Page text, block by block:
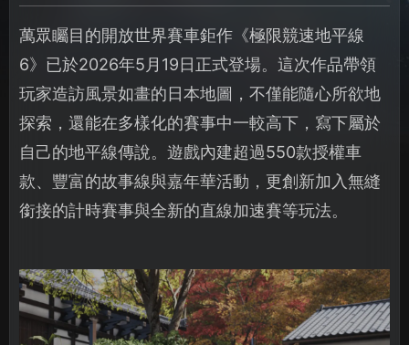
萬眾矚目的開放世界賽車鉅作《極限競速地平線
6》已於2026年5月19日正式登場。這次作品帶領
玩家造訪風景如畫的日本地圖，不僅能隨心所欲地
探索，還能在多樣化的賽事中一較高下，寫下屬於
自己的地平線傳說。遊戲內建超過550款授權車
款、豐富的故事線與嘉年華活動，更創新加入無縫
銜接的計時賽事與全新的直線加速賽等玩法。